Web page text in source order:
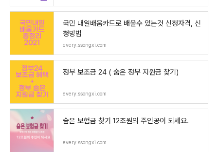
국민 내일배움카드로 배울수 있는것 신청자격, 신
청방법
every.ssongxi.com
정부 보조금 24 ( 숨은 정부 지원금 찾기)
every.ssongxi.com
숨은 보험금 찾기 12조원의 주인공이 되세요.
every.ssongxi.com